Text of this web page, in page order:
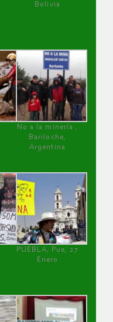
Bolivia
No a la minería ,
Bariloche,
Argentina
PUEBLA, Pue, 27
Enero